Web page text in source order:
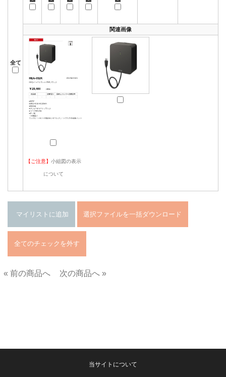
全て
関連画像
【ご注意】 小組図の表示
について
« 前の商品へ
次の商品へ »
当サイトについて